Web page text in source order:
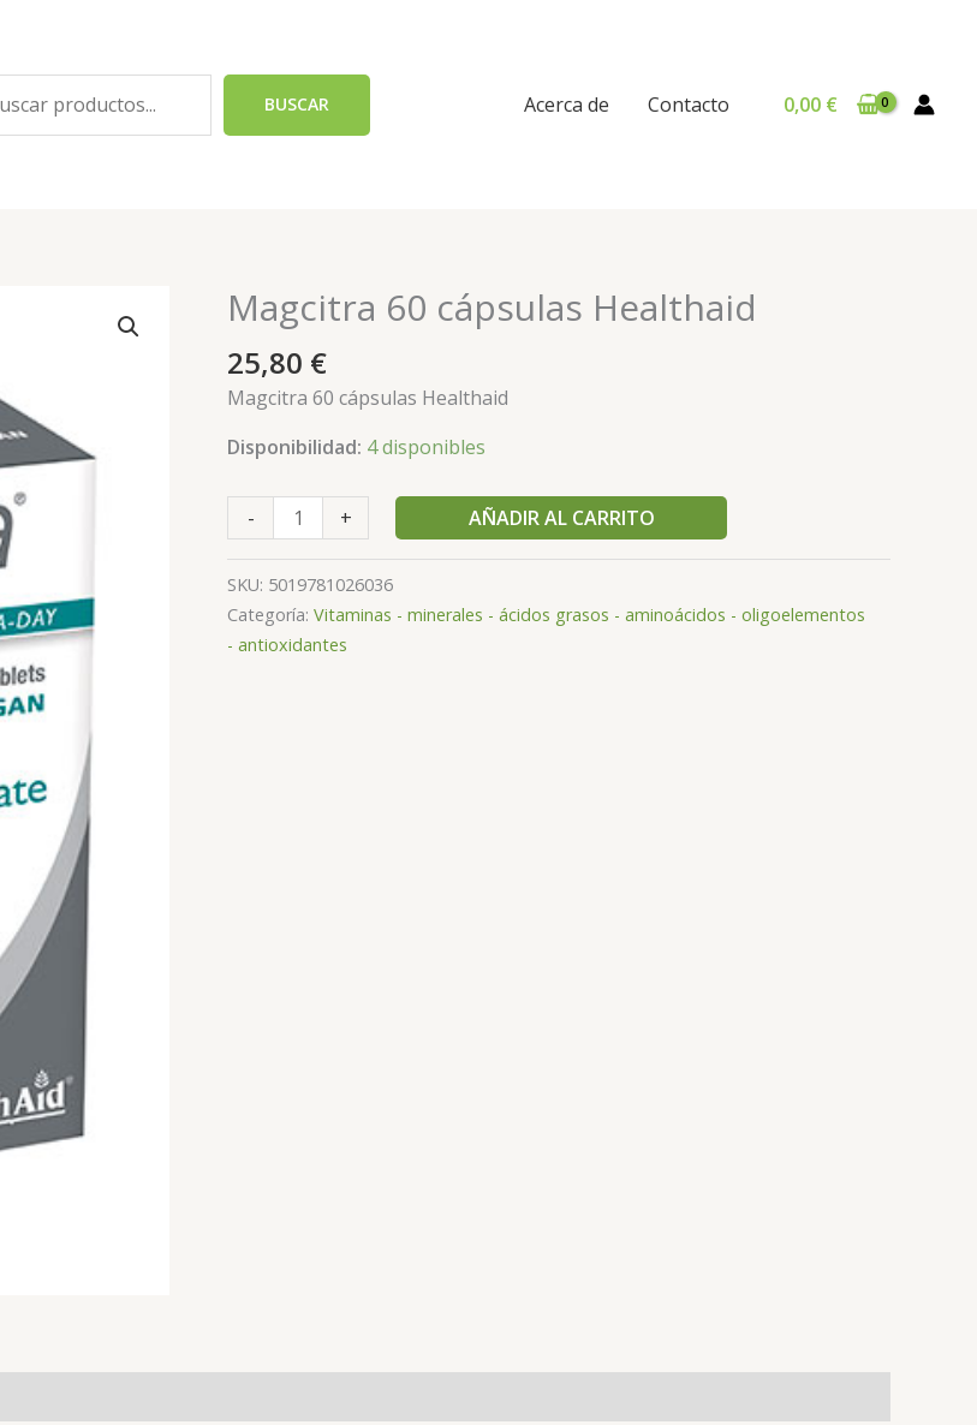
BUSCAR Acerca de Contacto 0,00 €
Magcitra 60 cápsulas Healthaid
25,80 €
Magcitra 60 cápsulas Healthaid
Disponibilidad: 4 disponibles
-
Magcitra
60
cápsulas
Healthaid
+ AÑADIR AL CARRITO
SKU: 5019781026036
Categoría: Vitaminas - minerales - ácidos grasos - aminoácidos - oligoelementos
- antioxidantes